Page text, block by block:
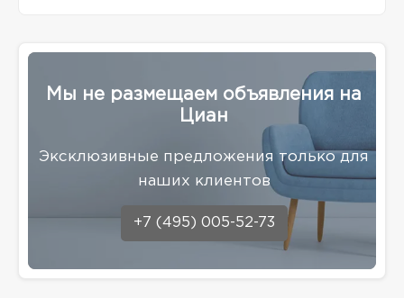
Мы не размещаем объявления на
Циан
Эксклюзивные предложения только для
наших клиентов
+7 (495) 005-52-73